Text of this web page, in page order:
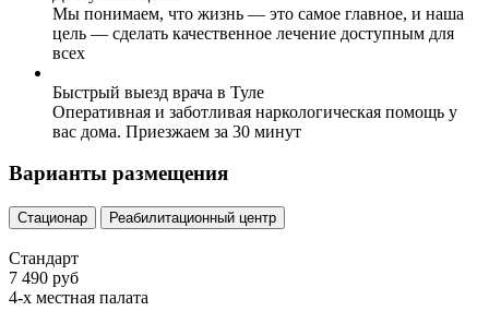
Мы понимаем, что жизнь — это самое главное, и наша
цель — сделать качественное лечение доступным для
всех
Быстрый выезд врача в Туле
Оперативная и заботливая наркологическая помощь у
вас дома. Приезжаем за 30 минут
Варианты размещения
Стационар Реабилитационный центр
Стандарт
7 490 руб
4-х местная палата